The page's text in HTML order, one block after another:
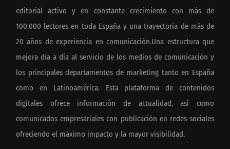
editorial activo y en constante crecimiento con más de
100.000 lectores en toda España y una trayectoria de más de
20 años de experiencia en comunicación.Una estructura que
mejora día a día al servicio de los medios de comunicación y
los principales departamentos de marketing tanto en España
como en Latinoamérica. Esta plataforma de contenidos
digitales ofrece información de actualidad, así como
comunicados empresariales con publicación en redes sociales
ofreciendo el máximo impacto y la mayor visibilidad.